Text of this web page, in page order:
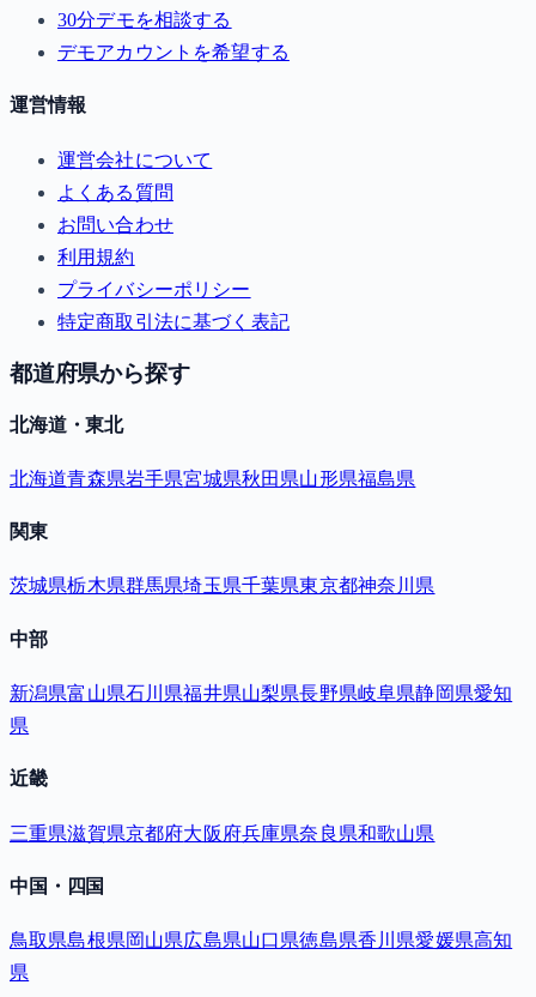
30分デモを相談する
デモアカウントを希望する
運営情報
運営会社について
よくある質問
お問い合わせ
利用規約
プライバシーポリシー
特定商取引法に基づく表記
都道府県から探す
北海道・東北
北海道青森県岩手県宮城県秋田県山形県福島県
関東
茨城県栃木県群馬県埼玉県千葉県東京都神奈川県
中部
新潟県富山県石川県福井県山梨県長野県岐阜県静岡県愛知
県
近畿
三重県滋賀県京都府大阪府兵庫県奈良県和歌山県
中国・四国
鳥取県島根県岡山県広島県山口県徳島県香川県愛媛県高知
県